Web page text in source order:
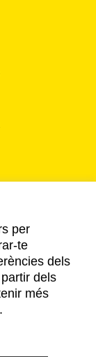
per
te
dels
dels
més
.